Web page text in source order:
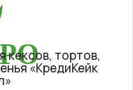
кексов, тортов,
«КредиКейк